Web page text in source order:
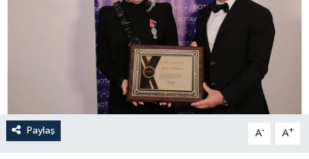
Paylaş A- A+